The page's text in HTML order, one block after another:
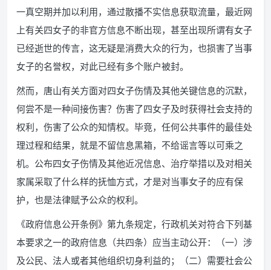
一真空期并加以利用，通过散播不实信息获取流量，最近网
上有关四女子的非官方信息不断出现，甚至出现所谓有女子
已经逝世的传言，这无疑是消费大众的行为，也损害了当事
女子的名誉权，对此已经有多个账户被封。
然而，唐山有关方面对四女子伤情及其他关键信息的沉默，
何尝不是一种间接伤害？伤害了四女子及时获得社会支持的
权利，伤害了公众的知情权。毕竟，任何公共事件的最佳处
理过程和结果，就是不留信息黑箱，不给谣言等以可乘之
机。公布四女子伤情及其他近况信息、治疗举措以及对相关
家属采取了什么样的抚恤方式，才是对当事女子的应有保
护，也是法律赋予公众的权利。
《政府信息公开条例》第九条规定，行政机关对符合下列基
本要求之一的政府信息（共四条）应当主动公开：（一）涉
及公民、法人或者其他组织切身利益的；（二）需要社会公